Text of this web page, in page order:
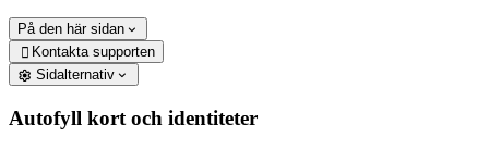
På den här sidan
 Kontakta supporten
Sidalternativ
Autofyll kort och identiteter